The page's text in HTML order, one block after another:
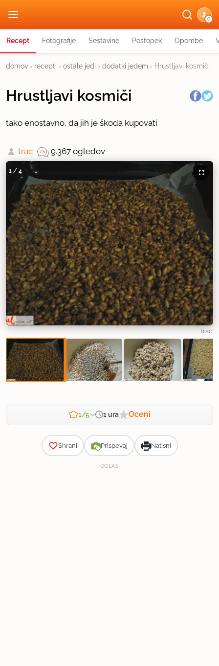
G
Recept Fotografije Sestavine Postopek Opombe
domov › recepti › ostale jedi › dodatki jedem › Hrustljavi kosmiči
Hrustljavi kosmiči
tako enostavno, da jih je škoda kupovati
trac 9.367 ogledov
1 / 4
trac
1/5 1 ura Oceni
Shrani Prispevaj Natisni
OGLAS